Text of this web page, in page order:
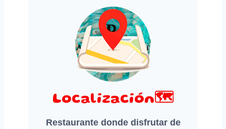
Localización🗺️
Restaurante donde disfrutar de